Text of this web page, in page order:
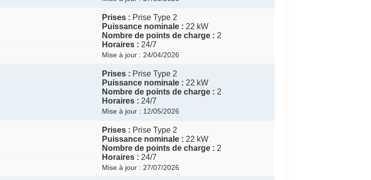
Prises : Prise Type 2
Puissance nominale : 22 kW
Nombre de points de charge : 2
Horaires : 24/7
Mise à jour : 24/04/2026
Prises : Prise Type 2
Puissance nominale : 22 kW
Nombre de points de charge : 2
Horaires : 24/7
Mise à jour : 12/05/2026
Prises : Prise Type 2
Puissance nominale : 22 kW
Nombre de points de charge : 2
Horaires : 24/7
Mise à jour : 27/07/2026